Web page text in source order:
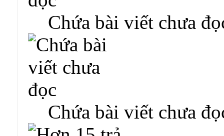
Chứa bài viết chưa
Chứa bài viết chưa